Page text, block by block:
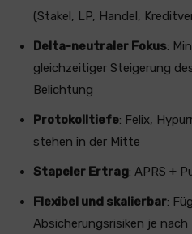
(Stakel, LP, Handel,
Delta-neutraler Fokus:
gleichzeitiger Steigerung
Belichtung
Protokolltiefe: Felix,
stehen in der Mitte
Stapeler Ertrag: APRS +
Flexibel und skalierbar:
Absicherungsrisiken je nach